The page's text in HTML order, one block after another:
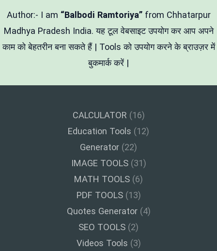
में
इमोजी
जोड़ने
फ्री
Author:- I am “Balbodi Ramtoriya” from Chhatarpur
Madhya Pradesh India. यह टूल वेबसाइट उपयोग कर आप अपने
काम को बेहतरीन बना सकते हैं | Tools को उपयोग करने के ब्राउज़र में
बुकमार्क करें |
CALCULATOR (16)
Education Tools (12)
Generator (22)
IMAGE TOOLS(31)
MATH TOOLS (6)
PDF TOOLS(13)
Quotes Generator(4)
SEO TOOLS (2)
Videos Tools (3)